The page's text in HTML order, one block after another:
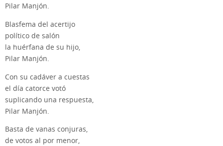
Pilar Manjón.
Blasfema del acertijo
político de salón
la huérfana de su hijo,
Pilar Manjón.
Con su cadáver a cuestas
el día catorce votó
suplicando una respuesta,
Pilar Manjón.
Basta de vanas conjuras,
de votos al por menor,